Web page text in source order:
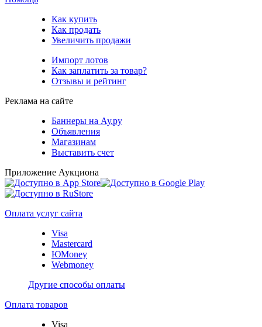
Как купить
Как продать
Увеличить продажи
Импорт лотов
Как заплатить за товар?
Отзывы и рейтинг
Реклама на сайте
Баннеры на Ау.ру
Объявления
Магазинам
Выставить счет
Приложение Аукциона
Оплата услуг сайта
Visa
Mastercard
ЮMoney
Webmoney
Другие способы оплаты
Оплата товаров
Visa